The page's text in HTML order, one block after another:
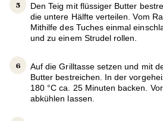
Den Teig mit flüssiger Butter
die untere Hälfte verteilen. Vom
Mithilfe des Tuches einmal
und zu einem Strudel rollen.
Auf die Grilltasse setzen und mit
Butter bestreichen. In der
180 °C ca. 25 Minuten backen.
abkühlen lassen.